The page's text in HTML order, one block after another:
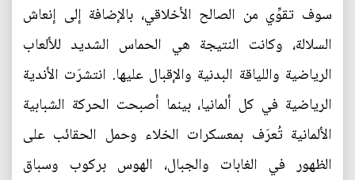
سوف تقوِّي من الصالح الأخلاقي، بالإضافة إلى إنعاش
السلالة، وكانت النتيجة هي الحماس الشديد للألعاب
الرياضية واللياقة البدنية والإقبال عليها. انتشرَت الأندية
الرياضية في كل ألمانيا، بينما أصبحت الحركة الشبابية
الألمانية تُعرَف بمعسكرات الخلاء وحمل الحقائب على
الظهور في الغابات والجبال، الهوس بركوب وسباق